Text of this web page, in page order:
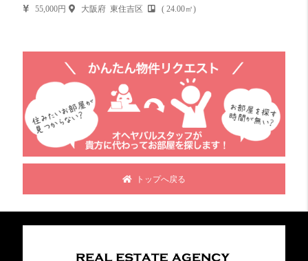
55,000円
大阪府 東住吉区 ( 24.00㎡)
トップへ戻る